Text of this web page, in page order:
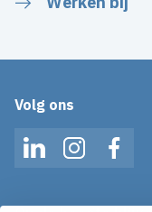
Volg ons
LinkedInInstagram